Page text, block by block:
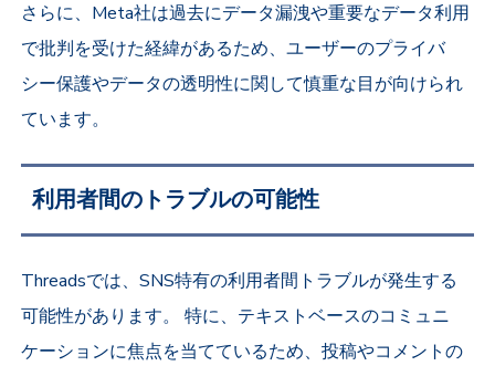
さらに、Meta社は過去にデータ漏洩や重要なデータ利用
で批判を受けた経緯があるため、ユーザーのプライバ
シー保護やデータの透明性に関して慎重な目が向けられ
ています。
利用者間のトラブルの可能性
Threadsでは、SNS特有の利用者間トラブルが発生する
可能性があります。 特に、テキストベースのコミュニ
ケーションに焦点を当てているため、投稿やコメントの